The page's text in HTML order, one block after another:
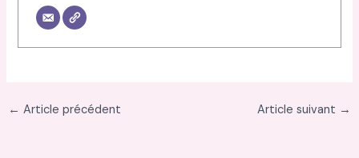
← Article précédent Article suivant →